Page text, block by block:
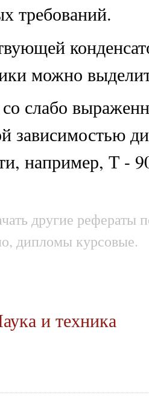
требований.
можно
слабо
зависимостью
например, Т -
другие рефераты
дипломы курсовые.
и техника